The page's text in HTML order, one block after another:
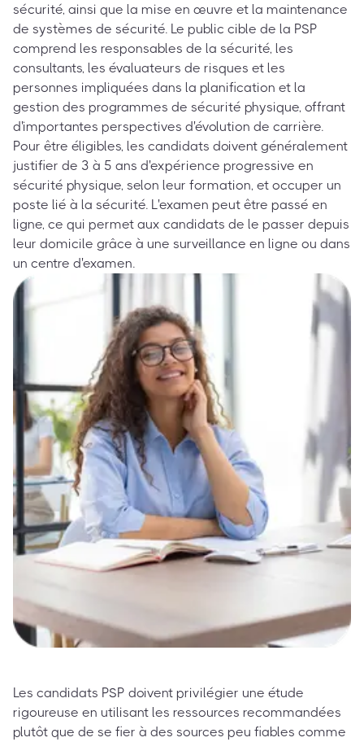
sécurité, ainsi que la mise en œuvre et la maintenance
de systèmes de sécurité. Le public cible de la PSP
comprend les responsables de la sécurité, les
consultants, les évaluateurs de risques et les
personnes impliquées dans la planification et la
gestion des programmes de sécurité physique, offrant
d'importantes perspectives d'évolution de carrière.
Pour être éligibles, les candidats doivent généralement
justifier de 3 à 5 ans d'expérience progressive en
sécurité physique, selon leur formation, et occuper un
poste lié à la sécurité. L'examen peut être passé en
ligne, ce qui permet aux candidats de le passer depuis
leur domicile grâce à une surveillance en ligne ou dans
un centre d'examen.
Les candidats PSP doivent privilégier une étude
rigoureuse en utilisant les ressources recommandées
plutôt que de se fier à des sources peu fiables comme